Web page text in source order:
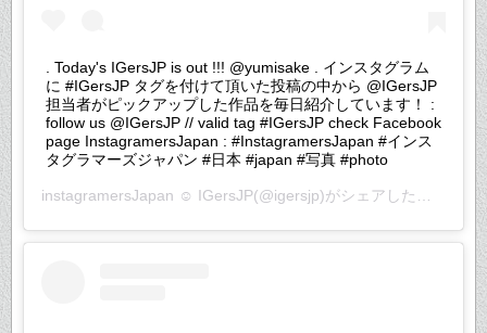
. Today's IGersJP is out !!! @yumisake . インスタグラム
に #IGersJP タグを付けて頂いた投稿の中から @IGersJP
担当者がピックアップした作品を毎日紹介しています！ :
follow us @IGersJP // valid tag #IGersJP check Facebook
page InstagramersJapan : #InstagramersJapan #インス
タグラマーズジャパン #日本 #japan #写真 #photo
instagramersJapan ☺︎ IGersJP(@igersjp)がシェアした投稿 –